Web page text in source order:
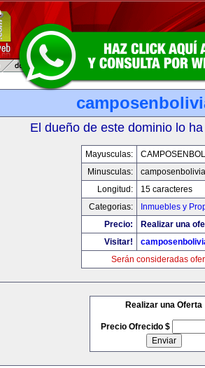
El dueño de este dominio lo
Mayusculas:
Minusculas:
Longitud:
15 caracteres
Categorias:
Inmuebles y
Precio:
Realizar una
Visitar!
Serán consideradas
Realizar una Oferta
Precio Ofrecido $